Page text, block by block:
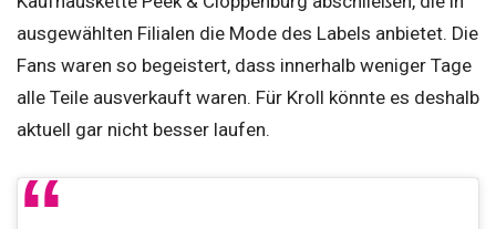
ausgewählten Filialen die Mode des Labels anbietet. Die
Fans waren so begeistert, dass innerhalb weniger Tage
alle Teile ausverkauft waren. Für Kroll könnte es deshalb
aktuell gar nicht besser laufen.